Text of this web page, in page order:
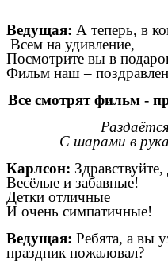
Ведущая: А теперь, в
Всем на удивление,
Посмотрите вы в
Фильм наш –
Все смотрят фильм -
С шарами в
Карлсон:
Весёлые и забавные!
Детки отличные
И очень симпатичные!
Ведущая: Ребята, а вы
праздник пожаловал?